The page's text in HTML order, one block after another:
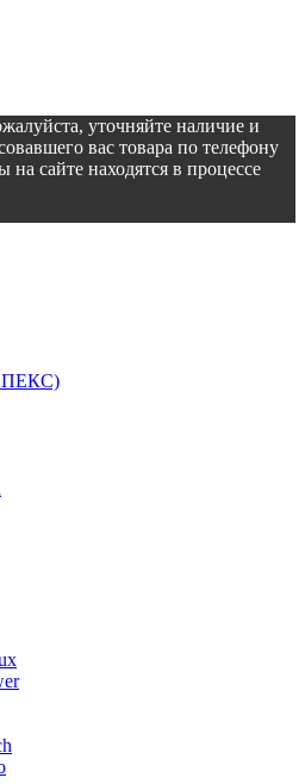
уточняйте наличие и
вас товара по телефону
сайте находятся в процессе